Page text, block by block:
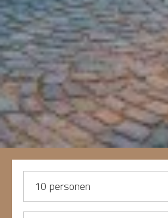
10 personen